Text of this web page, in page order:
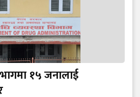
१५ जनालाई